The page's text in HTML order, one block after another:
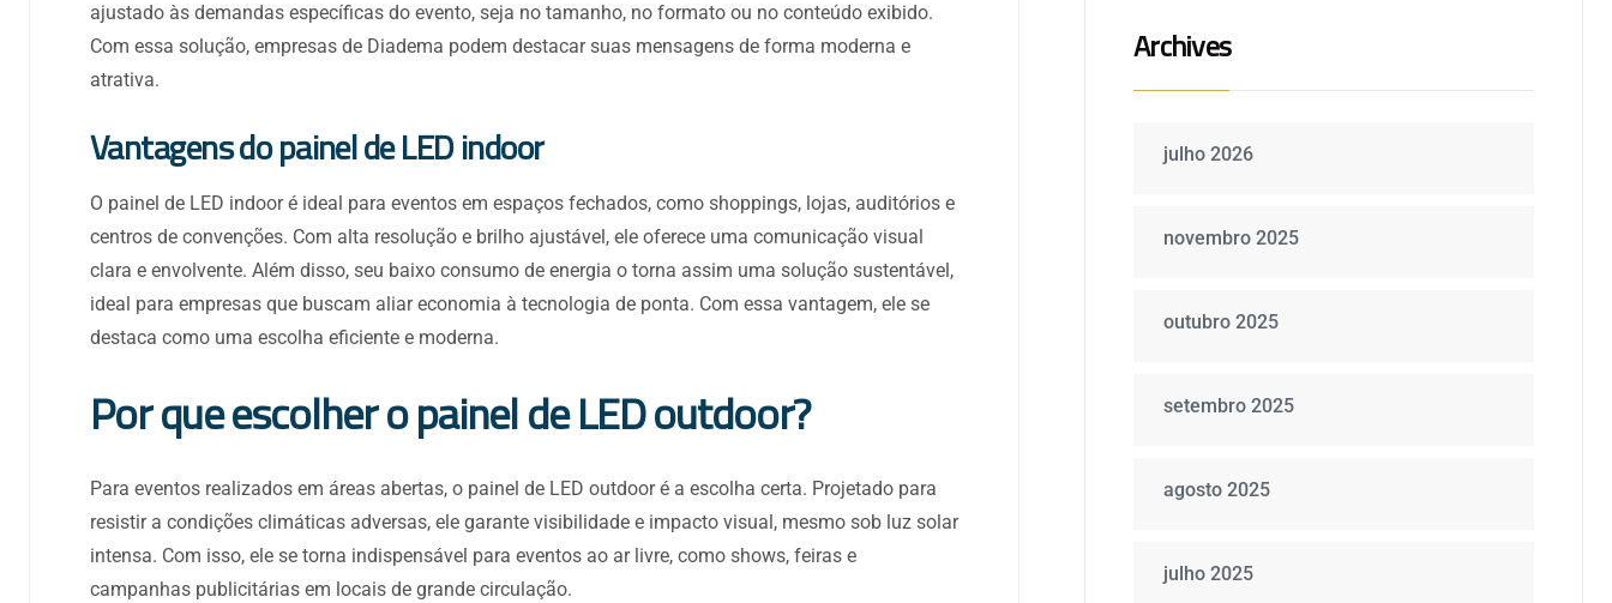
ajustado às demandas específicas do evento, seja no tamanho, no formato ou no conteúdo exibido.
Com essa solução, empresas de Diadema podem destacar suas mensagens de forma moderna e
atrativa.
Vantagens do painel de LED indoor
O painel de LED indoor é ideal para eventos em espaços fechados, como shoppings, lojas, auditórios e
centros de convenções. Com alta resolução e brilho ajustável, ele oferece uma comunicação visual
clara e envolvente. Além disso, seu baixo consumo de energia o torna assim uma solução sustentável,
ideal para empresas que buscam aliar economia à tecnologia de ponta. Com essa vantagem, ele se
destaca como uma escolha eficiente e moderna.
Por que escolher o painel de LED outdoor?
Para eventos realizados em áreas abertas, o painel de LED outdoor é a escolha certa. Projetado para
resistir a condições climáticas adversas, ele garante visibilidade e impacto visual, mesmo sob luz solar
intensa. Com isso, ele se torna indispensável para eventos ao ar livre, como shows, feiras e
campanhas publicitárias em locais de grande circulação.
Archives
julho 2026
novembro 2025
outubro 2025
setembro 2025
agosto 2025
julho 2025